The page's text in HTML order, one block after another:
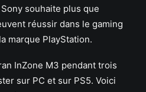
souhaite plus que
réussir dans le gaming
marque PlayStation.
InZone M3 pendant trois
sur PC et sur PS5. Voici